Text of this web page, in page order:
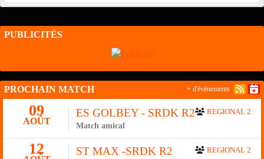
PUBLICITÉS
PROCHAIN MATCH
09
AOÛT
REGIONAL 2
ES GOLBEY - SRDK R2
Match amical
12 REGIONAL 2
ST MAX -SRDK R2
+ d'évènements